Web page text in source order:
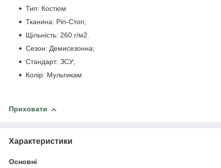
Тип: Костюм
Тканина: Ріп-Стоп;
Щільність: 260 г/м2.
Сезон: Демисезонна;
Стандарт: ЗСУ;
Колір: Мультикам
Приховати
Характеристики
Основні